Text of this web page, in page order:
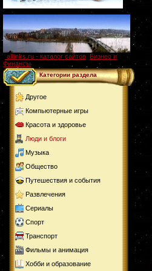
alllinks.ru - каталог сайтов Бизнес и
Финансы
Категории раздела
Другое
Компьютерные игры
Красота и здоровье
Люди и блоги
Музыка
Общество
Путешествия и события
Развлечения
Сериалы
Спорт
Транспорт
Фильмы и анимация
Хобби и образование